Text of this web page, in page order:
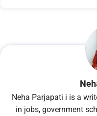
Neha Parjapati i is a
in jobs, government